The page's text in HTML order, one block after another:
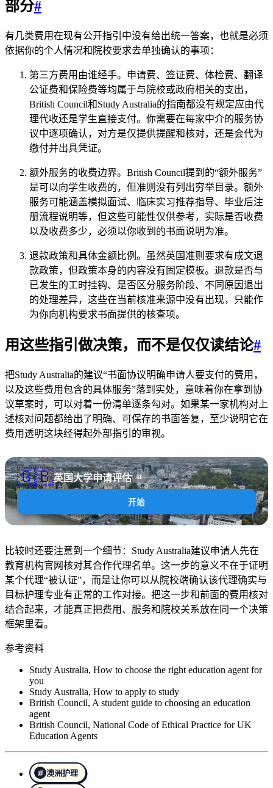
部分#
有几类费用在现有公开指引中没有给出统一答案，也就是必须
依据你的个人情况和院校要求去单独确认的事项：
第三方费用由谁经手。申请费、签证费、体检费、翻译
公证费和保险费等均属于与院校或政府相关的支出，
British Council和Study Australia的指南都没有规定应由代
理代收还是学生直接支付。你需要在每家中介的服务协
议中逐项确认，对方是仅提供提醒和核对，还是会代为
缴付并出具凭证。
额外服务的收费边界。British Council提到的“额外服务”
是可以向学生收费的，但准则没有列出穷举目录。额外
服务可能涵盖模拟面试、临床实习推荐指导、毕业后注
册流程说明等，但这些可能性仅供参考，实际是否收费
以及收费多少，必须以你收到的书面说明为准。
退款政策和具体金额比例。虽然英国准则要求有成文退
款政策，但政策本身的内容没有固定模板。退款是否与
已发生的工时挂钩、是否区分服务阶段、不同原因退出
的处理差异，这些在当前核准来源中没有出现，只能作
为你向机构要求书面提供的核查项。
用这些指引做决策，而不是仅仅读结论#
把Study Australia的建议“书面协议明确申请人要支付的费用，
以及这些费用包含的具体服务”落到实处，意味着你在拿到协
议草案时，可以对着一份清单逐条勾对。如果某一家机构对上
述核对问题都给出了明确、可保存的书面答复，至少说明它在
费用透明这块经得起外部指引的审视。
🇬🇧英国大学申请评估 AI
开始
比较时还要注意到一个细节：Study Australia建议申请人先在
教育机构官网核对其合作代理名单。这一步的意义不在于证明
某个代理“被认证”，而是让你可以从院校端确认该代理确实与
目标护理专业有正常的工作对接。把这一步和前面的费用核对
结合起来，才能真正把费用、服务和院校关系放在同一个决策
框架里看。
参考资料
Study Australia, How to choose the right education agent for
you
Study Australia, How to apply to study
British Council, A student guide to choosing an education
agent
British Council, National Code of Ethical Practice for UK
Education Agents
澳洲护理